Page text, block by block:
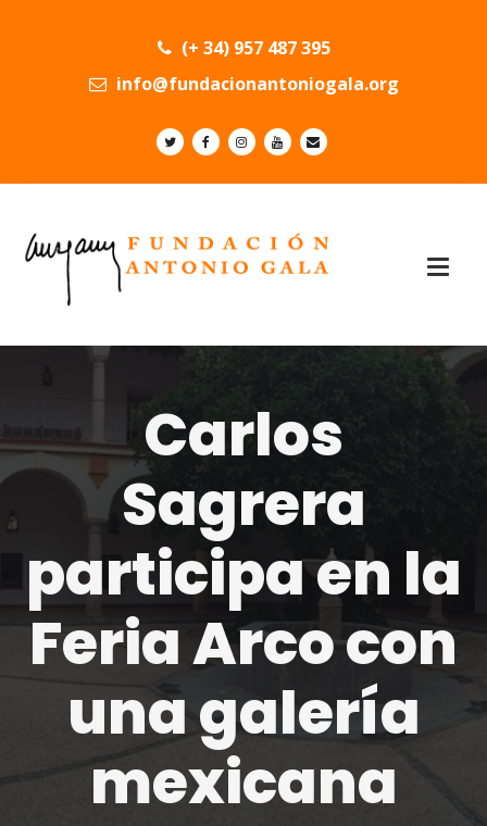
(+ 34) 957 487 395
info@fundacionantoniogala.org
Carlos
Sagrera
participa en la
Feria Arco con
una galería
mexicana